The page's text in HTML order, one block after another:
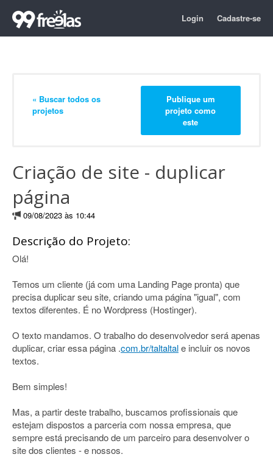
Login Cadastre-se
« Buscar todos os
projetos
Publique um
projeto como
este
Criação de site - duplicar
página
09/08/2023 às 10:44
Descrição do Projeto:
Olá!
Temos um cliente (já com uma Landing Page pronta) que
precisa duplicar seu site, criando uma página "igual", com
textos diferentes. É no Wordpress (Hostinger).
O texto mandamos. O trabalho do desenvolvedor será apenas
duplicar, criar essa página .com.br/taltaltale incluir os novos
textos.
Bem simples!
Mas, a partir deste trabalho, buscamos profissionais que
estejam dispostos a parceria com nossa empresa, que
sempre está precisando de um parceiro para desenvolver o
site dos clientes - e nossos.